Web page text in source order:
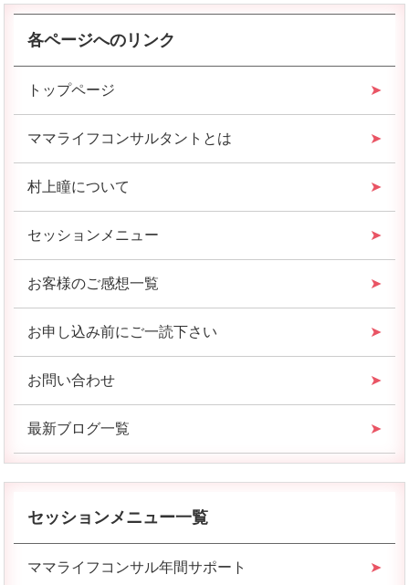
各ページへのリンク
トップページ
ママライフコンサルタントとは
村上瞳について
セッションメニュー
お客様のご感想一覧
お申し込み前にご一読下さい
お問い合わせ
最新ブログ一覧
セッションメニュー一覧
ママライフコンサル年間サポート